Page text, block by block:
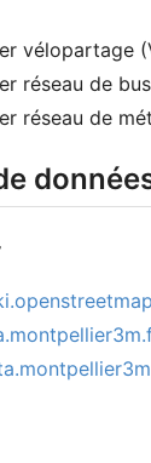
vélopartage
réseau de
réseau de